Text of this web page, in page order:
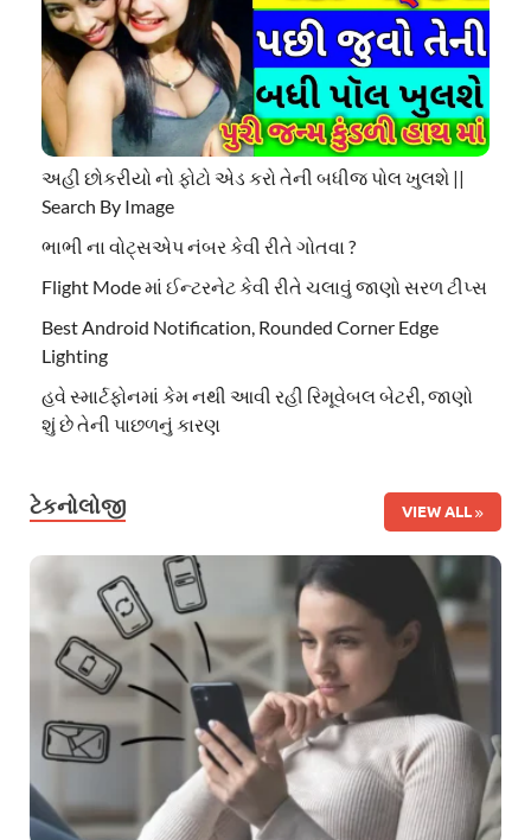
અહી છોકરીયો નો ફોટો એડ કરો તેની બધીજ પોલ ખુલશે ||
Search By Image
ભાભી ના વોટ્સએપ નંબર કેવી રીતે ગોતવા ?
Flight Mode માં ઈન્ટરનેટ કેવી રીતે ચલાવું જાણો સરળ ટીપ્સ
Best Android Notification, Rounded Corner Edge
Lighting
હવે સ્માર્ટફોનમાં કેમ નથી આવી રહી રિમૂવેબલ બેટરી, જાણો
શું છે તેની પાછળનું કારણ
ટેકનોલોજી VIEW ALL